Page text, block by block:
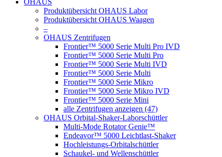
OHAUS
Produktübersicht OHAUS Labor
Produktübersicht OHAUS Waagen
–
OHAUS Zentrifugen
Frontier™ 5000 Serie Multi Pro IVD
Frontier™ 5000 Serie Multi Pro
Frontier™ 5000 Serie Multi IVD
Frontier™ 5000 Serie Multi
Frontier™ 5000 Serie Mikro
Frontier™ 5000 Serie Mikro IVD
Frontier™ 5000 Serie Mini
alle Zentrifugen anzeigen (47)
OHAUS Orbital-Shaker-Laborschüttler
Multi-Mode Rotator Genie™
Endeavor™ 5000 Leichtlast-Shaker
Hochleistungs-Orbitalschüttler
Schaukel- und Wellenschüttler